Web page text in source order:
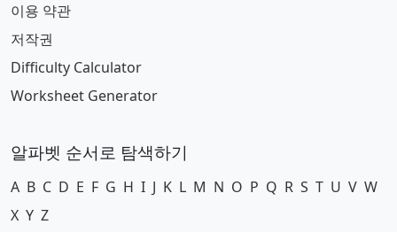
이용 약관
저작권
Difficulty Calculator
Worksheet Generator
알파벳 순서로 탐색하기
A B C D E F G H I J K L M N O P Q R S T U V W
X Y Z